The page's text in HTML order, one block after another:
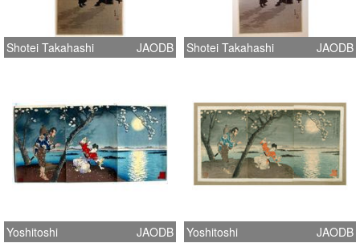
Shotei Takahashi JAODB Shotei Takahashi JAODB
Yoshitoshi JAODB Yoshitoshi JAODB